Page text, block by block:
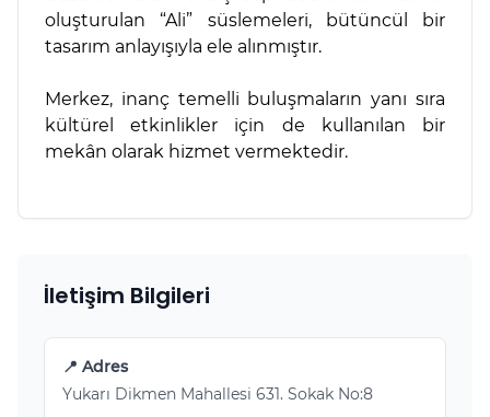
oluşturulan “Ali” süslemeleri, bütüncül bir
tasarım anlayışıyla ele alınmıştır.
Merkez, inanç temelli buluşmaların yanı sıra
kültürel etkinlikler için de kullanılan bir
mekân olarak hizmet vermektedir.
İletişim Bilgileri
📍 Adres
Yukarı Dikmen Mahallesi 631. Sokak No:8